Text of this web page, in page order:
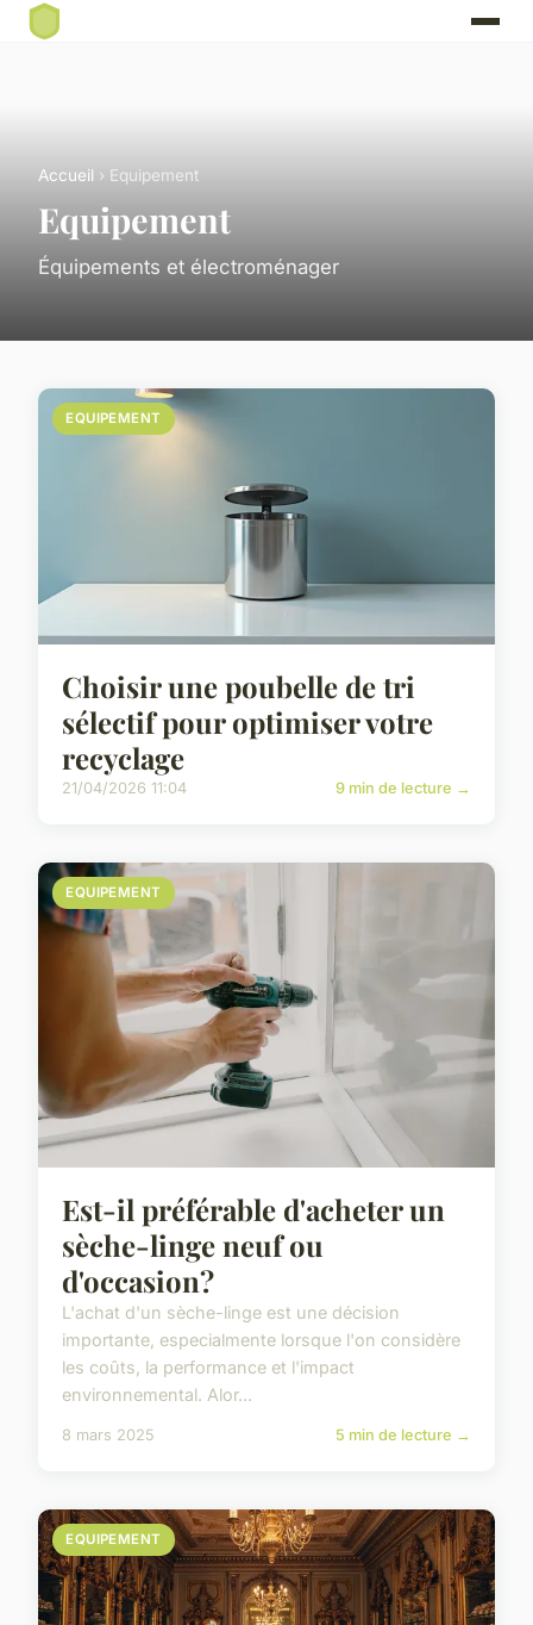
Accueil › Equipement
Equipement
Équipements et électroménager
EQUIPEMENT
Choisir une poubelle de tri
sélectif pour optimiser votre
recyclage
21/04/2026 11:04 9 min de lecture →
EQUIPEMENT
Est-il préférable d'acheter un
sèche-linge neuf ou
d'occasion?
L'achat d'un sèche-linge est une décision
importante, especialmente lorsque l'on considère
les coûts, la performance et l'impact
environnemental. Alor...
8 mars 2025 5 min de lecture →
EQUIPEMENT